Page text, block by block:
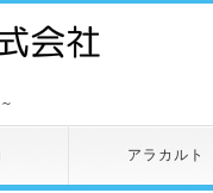
アラカルト